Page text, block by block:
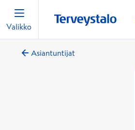
Valikko
Asiantuntijat